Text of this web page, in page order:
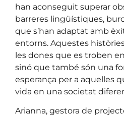
han aconseguit superar
barreres lingüístiques,
que s’han adaptat amb
entorns. Aquestes
les dones que es troben
sinó que també són una
esperança per a aquelles
vida en una societat
Arianna, gestora de